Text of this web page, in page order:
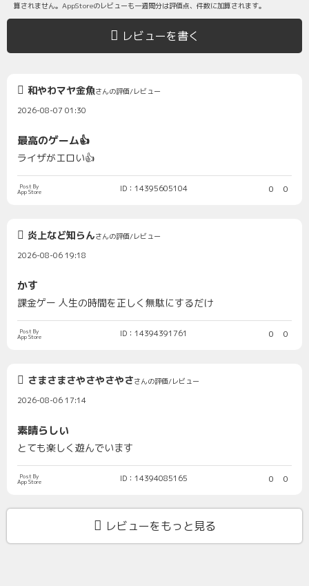
算されません。AppStoreのレビューも一週間分は評価点、件数に加算されます。
レビューを書く
和やわマヤ金魚さんの評価/レビュー
2026-08-07 01:30
最高のゲーム👍
ライザがエロい👍
Post By
App Store ID：14395605104 0 0
炎上など知らんさんの評価/レビュー
2026-08-06 19:18
かす
課金ゲー 人生の時間を正しく無駄にするだけ
Post By
App Store ID：14394391761 0 0
さまさまさやさやさやささんの評価/レビュー
2026-08-06 17:14
素晴らしい
とても楽しく遊んでいます
Post By
App Store ID：14394085165 0 0
レビューをもっと見る